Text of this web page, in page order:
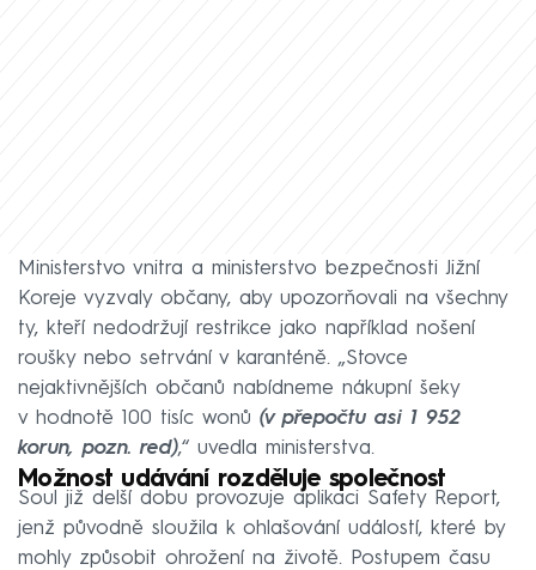
Ministerstvo vnitra a ministerstvo bezpečnosti Jižní
Koreje vyzvaly občany, aby upozorňovali na všechny
ty, kteří nedodržují restrikce jako například nošení
roušky nebo setrvání v karanténě. „Stovce
nejaktivnějších občanů nabídneme nákupní šeky
v hodnotě 100 tisíc wonů (v přepočtu asi 1 952
korun, pozn. red),“ uvedla ministerstva.
Možnost udávání rozděluje společnost
Soul již delší dobu provozuje aplikaci Safety Report,
jenž původně sloužila k ohlašování událostí, které by
mohly způsobit ohrožení na životě. Postupem času